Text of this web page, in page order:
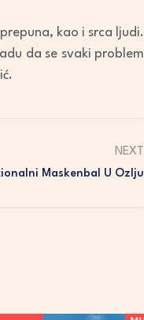
kao i srca ljudi.
da se svaki problem
NEXT
Maskenbal U Ozlju